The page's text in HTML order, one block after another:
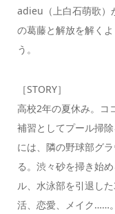
adieu（上白石萌歌）
の葛藤と解放を解く
う。
［STORY］
高校2年の夏休み。コ
補習としてプール掃
には、隣の野球部グ
る。渋々砂を掃き始
ル、水泳部を引退し
活、恋愛、メイク……